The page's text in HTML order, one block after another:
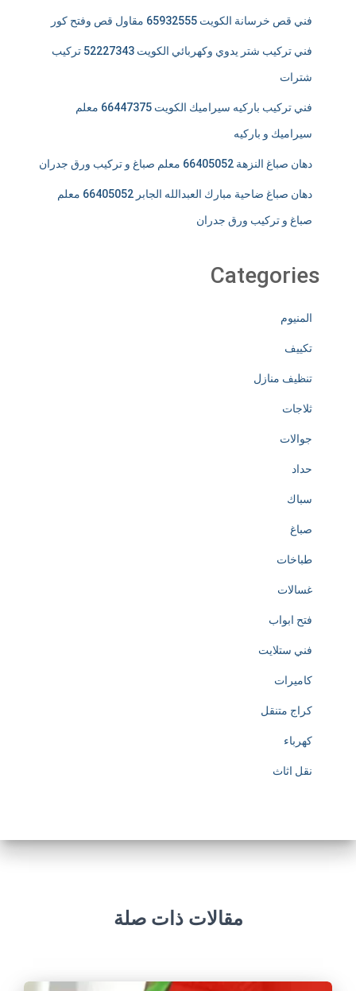
فني قص خرسانة الكويت 65932555 مقاول قص وفتح كور
فني تركيب شتر يدوي وكهربائي الكويت 52227343 تركيب
شترات
فني تركيب باركيه سيراميك الكويت 66447375 معلم
سيراميك و باركيه
دهان صباغ النزهة 66405052 معلم صباغ و تركيب ورق جدران
دهان صباغ ضاحية مبارك العبدالله الجابر 66405052 معلم
صباغ و تركيب ورق جدران
Categories
المنيوم
تكييف
تنظيف منازل
ثلاجات
جوالات
حداد
سباك
صباغ
طباخات
غسالات
فتح ابواب
فني ستلايت
كاميرات
كراج متنقل
كهرباء
نقل اثاث
مقالات ذات صلة